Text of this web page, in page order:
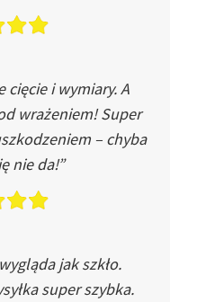
cięcie i wymiary. A
wrażeniem! Super
– chyba
nie da!”
jak szkło.
super szybka.